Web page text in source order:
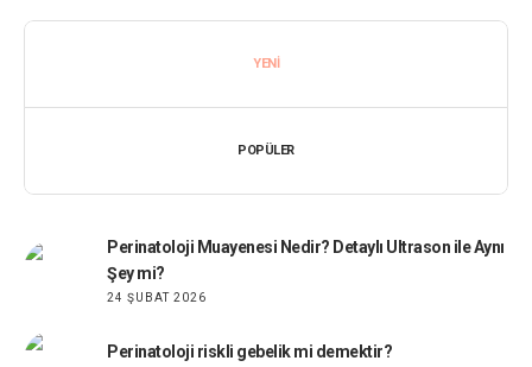
YENI
POPÜLER
Perinatoloji Muayenesi Nedir? Detaylı Ultrason ile Aynı
Şey mi?
24 ŞUBAT 2026
Perinatoloji riskli gebelik mi demektir?